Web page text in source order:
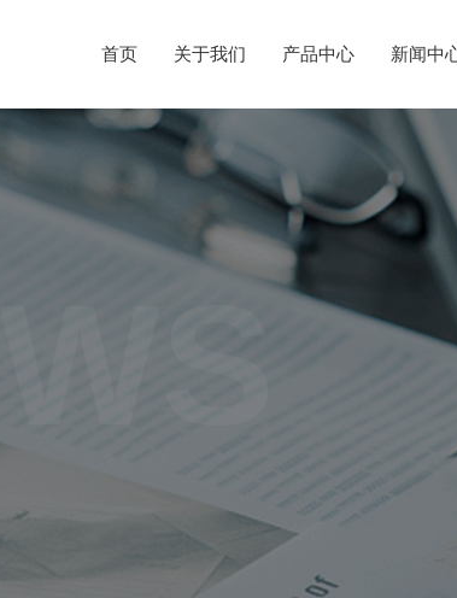
首页 关于我们 产品中心 新闻中